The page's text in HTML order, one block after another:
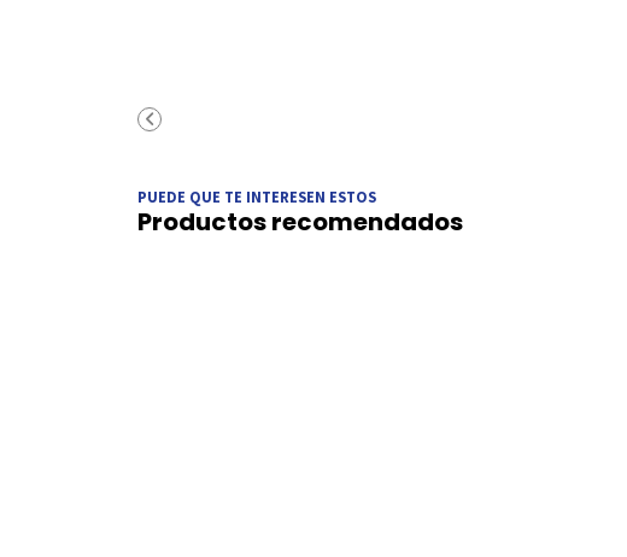
PUEDE QUE TE INTERESEN ESTOS
Productos recomendados